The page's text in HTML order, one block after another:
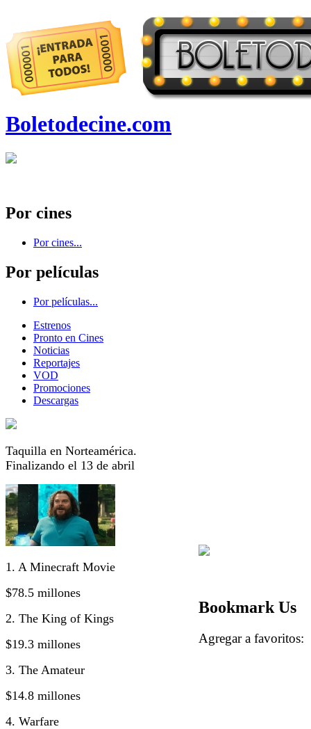
Boletodecine.com
Por cines
Por cines...
Por películas
Por películas...
Estrenos
Pronto en Cines
Noticias
Reportajes
VOD
Promociones
Descargas
Taquilla en Norteamérica.
Finalizando el 13 de abril
1. A Minecraft Movie
$78.5 millones
2. The King of Kings
$19.3 millones
3. The Amateur
$14.8 millones
4. Warfare
Bookmark Us
Agregar a